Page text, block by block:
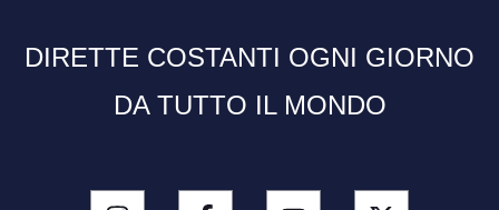
DIRETTE COSTANTI OGNI GIORNO
DA TUTTO IL MONDO